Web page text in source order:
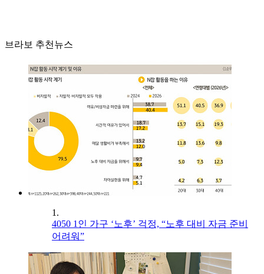
브라보 추천뉴스
1.
4050 1인 가구 ‘노후’ 걱정, “노후 대비 자금 준비
어려워”